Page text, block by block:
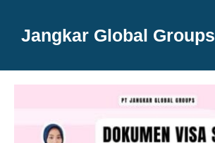
Jangkar Global Groups